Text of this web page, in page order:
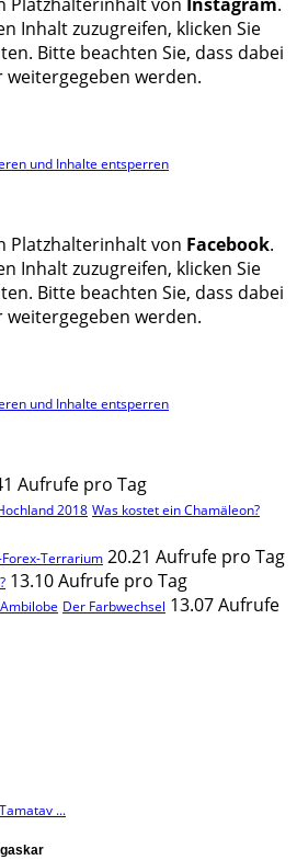
Inhalt zuzugreifen, klicken Sie
Bitte beachten Sie, dass dabei
werden.
und Inhalte entsperren
Platzhalterinhalt von Facebook.
Inhalt zuzugreifen, klicken Sie
Bitte beachten Sie, dass dabei
werden.
und Inhalte entsperren
Aufrufe pro Tag
Was kostet ein Chamäleon?
Terrarium 20.21 Aufrufe pro Tag
13.10 Aufrufe pro Tag
Der Farbwechsel 13.07 Aufrufe
...